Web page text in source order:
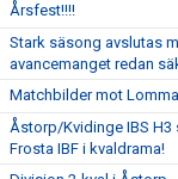
Årsfest!!!!
Stark säsong avslutas
avancemanget redan
Matchbilder mot Lomma
Åstorp/Kvidinge IBS
Frosta IBF i kvaldrama!